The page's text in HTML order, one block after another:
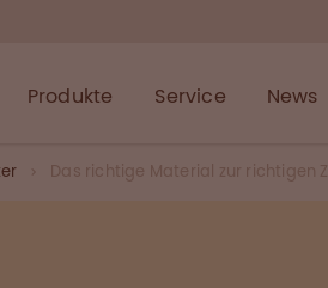
Produkte Service News
Das richtige Material zur richtigen